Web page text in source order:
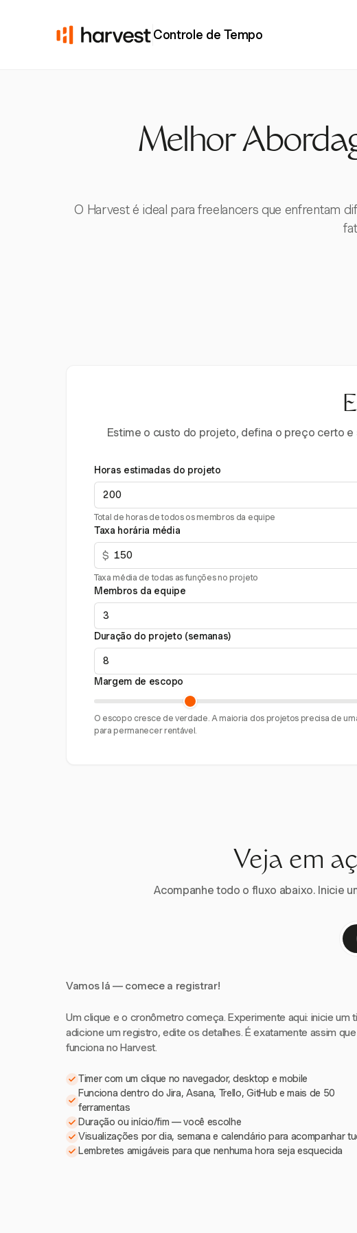
Controle de Tempo
Melhor
O Harvest é ideal para freelancers que enfrentam
Estime o custo do projeto, defina o preço certo
Horas estimadas do projeto
Total de horas de todos os membros da equipe
Taxa horária média
$
Taxa média de todas as funções no projeto
Membros da equipe
Duração do projeto (semanas)
Margem de escopo
O escopo cresce de verdade. A maioria dos projetos precisa de
para permanecer rentável.
Veja em
Acompanhe todo o fluxo abaixo. Inicie
Vamos lá — comece a registrar!
Um clique e o cronômetro começa. Experimente aqui: inicie um
adicione um registro, edite os detalhes. É exatamente assim que
funciona no Harvest.
Timer com um clique no navegador, desktop e mobile
Funciona dentro do Jira, Asana, Trello, GitHub e mais de 50
ferramentas
Duração ou início/fim — você escolhe
Visualizações por dia, semana e calendário para acompanhar
Lembretes amigáveis para que nenhuma hora seja esquecida